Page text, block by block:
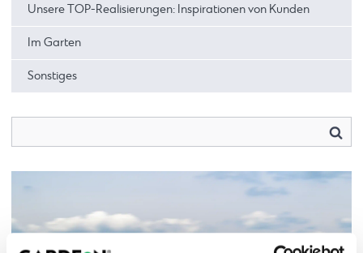
Unsere TOP-Realisierungen: Inspirationen von Kunden
Im Garten
Sonstiges